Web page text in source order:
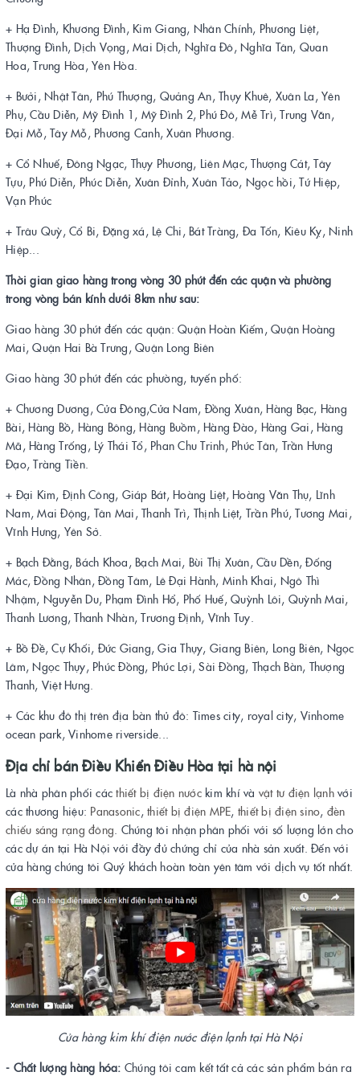
+ Hạ Đình, Khương Đình, Kim Giang, Nhân Chính, Phương Liệt,
Thượng Đình, Dịch Vọng, Mai Dịch, Nghĩa Đô, Nghĩa Tân, Quan
Hoa, Trung Hòa, Yên Hòa.
+ Bưởi, Nhật Tân, Phú Thượng, Quảng An, Thụy Khuê, Xuân La, Yên
Phụ, Cầu Diễn, Mỹ Đình 1, Mỹ Đình 2, Phú Đô, Mễ Trì, Trung Văn,
Đại Mỗ, Tây Mỗ, Phương Canh, Xuân Phương.
+ Cổ Nhuế, Đông Ngạc, Thụy Phương, Liên Mạc, Thượng Cát, Tây
Tựu, Phú Diễn, Phúc Diễn, Xuân Đỉnh, Xuân Tảo, Ngọc hồi, Tứ Hiệp,
Vạn Phúc
+ Trâu Quỳ, Cổ Bi, Đặng xá, Lệ Chi, Bát Tràng, Đa Tốn, Kiêu Kỵ, Ninh
Hiệp...
Thời gian giao hàng trong vòng 30 phút đến các quận và phường
trong vòng bán kính dưới 8km như sau:
Giao hàng 30 phút đến các quận: Quận Hoàn Kiếm, Quận Hoàng
Mai, Quận Hai Bà Trưng, Quận Long Biên
Giao hàng 30 phút đến các phường, tuyến phố:
+ Chương Dương, Cửa Đông,Cửa Nam, Đồng Xuân, Hàng Bạc, Hàng
Bài, Hàng Bồ, Hàng Bông, Hàng Buồm, Hàng Đào, Hàng Gai, Hàng
Mã, Hàng Trống, Lý Thái Tổ, Phan Chu Trinh, Phúc Tân, Trần Hưng
Đạo, Tràng Tiền.
+ Đại Kim, Định Công, Giáp Bát, Hoàng Liệt, Hoàng Văn Thụ, Lĩnh
Nam, Mai Động, Tân Mai, Thanh Trì, Thịnh Liệt, Trần Phú, Tương Mai,
Vĩnh Hưng, Yên Sở.
+ Bạch Đằng, Bách Khoa, Bạch Mai, Bùi Thị Xuân, Cầu Dền, Đống
Mác, Đồng Nhân, Đồng Tâm, Lê Đại Hành, Minh Khai, Ngô Thì
Nhậm, Nguyễn Du, Phạm Đình Hổ, Phố Huế, Quỳnh Lôi, Quỳnh Mai,
Thanh Lương, Thanh Nhàn, Trương Định, Vĩnh Tuy.
+ Bồ Đề, Cự Khối, Đức Giang, Gia Thụy, Giang Biên, Long Biên, Ngọc
Lâm, Ngọc Thụy, Phúc Đồng, Phúc Lợi, Sài Đồng, Thạch Bàn, Thượng
Thanh, Việt Hưng.
+ Các khu đô thị trên địa bàn thủ đô: Times city, royal city, Vinhome
ocean park, Vinhome riverside...
Địa chỉ bánĐiều Khiển Điều Hòa tại hà nội
Là nhà phân phối cácthiết bị điện nướckim khí và vật tư điện lạnhvới
các thương hiệu: Panasonic, thiết bị điện MPE, thiết bị điện sino, đèn
chiếu sáng rạng đông. Chúng tôi nhận phân phối với số lượng lớn cho
các dự án tại Hà Nội với đầy đủ chứng chỉ của nhà sản xuất. Đến với
cửa hàng chúng tôi Quý khách hoàn toàn yên tâm với dịch vụ tốt nhất.
Cửa hàng kim khí điện nước điện lạnh tại Hà Nội
- Chất lượng hàng hóa: Chúng tôi cam kết tất cả các sản phẩm bán ra